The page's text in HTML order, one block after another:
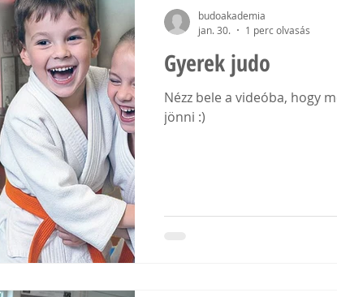
Gyerek judo
Nézz bele a videóba, hogy
jönni :)
budoakademia
jan. 30.
1 perc olvasás